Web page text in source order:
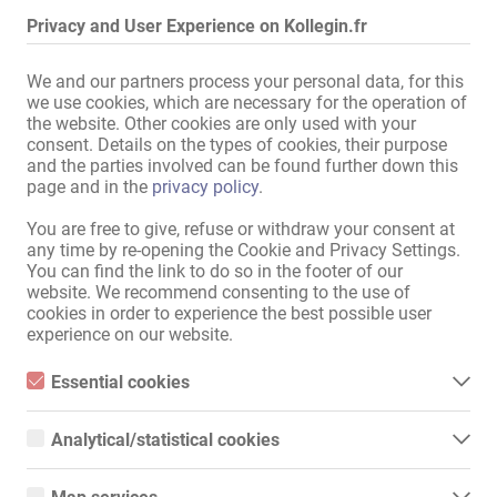
Privacy and User Experience on Kollegin.fr
We and our partners process your personal data, for this
we use cookies, which are necessary for the operation of
the website. Other cookies are only used with your
consent. Details on the types of cookies, their purpose
and the parties involved can be found further down this
page and in the privacy policy.
You are free to give, refuse or withdraw your consent at
any time by re-opening the Cookie and Privacy Settings.
You can find the link to do so in the footer of our
website. We recommend consenting to the use of
cookies in order to experience the best possible user
experience on our website.
Essential cookies
Essential cookies are all cookies necessary for the operation of
function properly without these cookies.
Analytical/statistical cookies
Analytical or statistical cookies are cookies that are used to
Dans l'établissement: Fenêtre vitrine
Sèche-linge,Living avec télé
Cuisine:
Avec possibilité de s'asseoir et
de manger,Utilisation
commune
Salle de bains:
Utilisation seule
Emplacement:
manucure, Centre de fitness
Coiffeur
Café Restaurant,
Supermarché ,Arrêt de tram
Métro / Tram,Kiosque,Clubs
Travaillez dans l'établissement le plus célèbre et le plus prestigieux
du quartier rouge.